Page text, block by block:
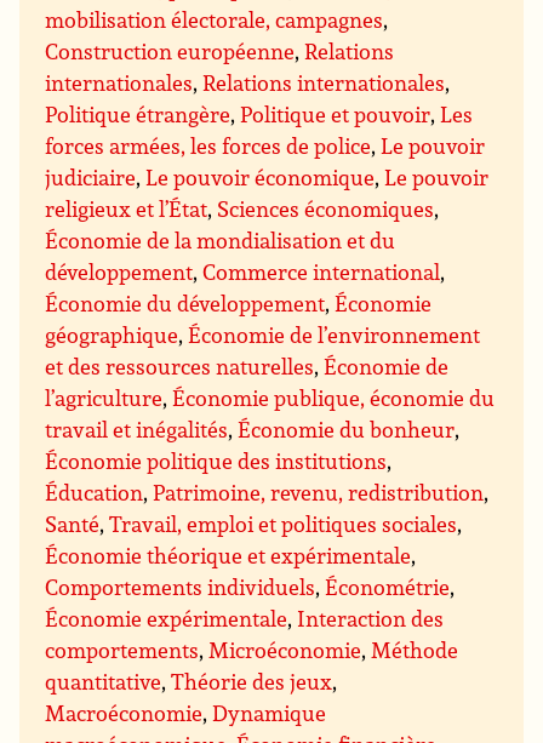
mobilisation électorale, campagnes,
Construction européenne,Relations
internationales,Relations internationales,
Politique étrangère,Politique et pouvoir,Les
forces armées, les forces de police,Le pouvoir
judiciaire,Le pouvoir économique,Le pouvoir
religieux et l’État, Sciences économiques,
Économie de la mondialisation et du
développement,Commerce international,
Économie du développement,Économie
géographique,Économie de l’environnement
et des ressources naturelles,Économie de
l’agriculture,Économie publique, économie du
travail et inégalités,Économie du bonheur,
Économie politique des institutions,
Éducation,Patrimoine, revenu, redistribution,
Santé,Travail, emploi et politiques sociales,
Économie théorique et expérimentale,
Comportements individuels,Économétrie,
Économie expérimentale, Interaction des
comportements, Microéconomie, Méthode
quantitative,Théorie des jeux,
Macroéconomie,Dynamique